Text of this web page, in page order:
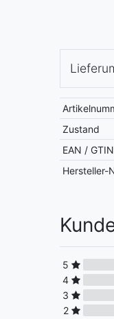
Zustand
EAN / GTIN
Hersteller-
5
4
3
2